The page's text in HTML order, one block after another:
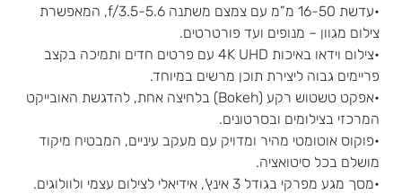
•עדשת 16-50 מ”מ עם צמצם משתנה f/3.5-5.6, המאפשרת
צילום מגוון – מנופים ועד פורטרטים.
•צילום וידאו באיכות 4K UHD עם פרטים חדים ותמיכה בקצב
פריימים גבוה ליצירת תוכן מרשים במיוחד.
•אפקט טשטוש רקע (Bokeh) בלחיצה אחת, להדגשת האובייקט
המרכזי בצילומים ובסרטונים.
•פוקוס אוטומטי מהיר ומדויק עם מעקב עיניים, המבטיח מיקוד
מושלם בכל סיטואציה.
•מסך מגע מפרקי בגודל 3 אינץ’, אידיאלי לצילום עצמי ולוולוגים.